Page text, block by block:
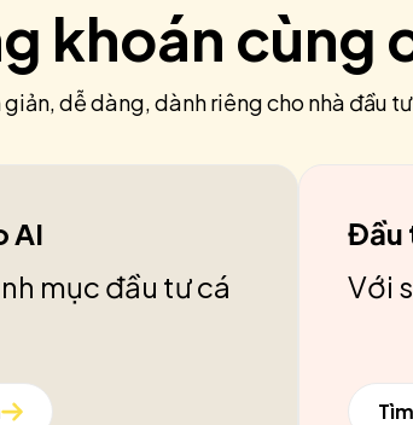
khoán cùng
dễ dàng, dành riêng cho nhà đầu
AI
mục đầu tư cá
Đầu
Với